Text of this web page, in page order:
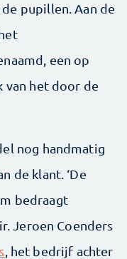
pupillen. Aan de
een op
van het door de
nog handmatig
de klant. ‘De
bedraagt
Jeroen Coenders
, het bedrijf achter